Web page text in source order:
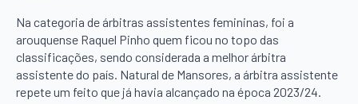
Na categoria de árbitras assistentes femininas, foi a
arouquense Raquel Pinho quem ficou no topo das
classificações, sendo considerada a melhor árbitra
assistente do país. Natural de Mansores, a árbitra assistente
repete um feito que já havia alcançado na época 2023/24.